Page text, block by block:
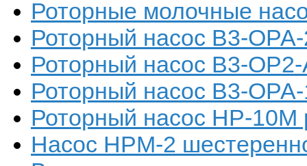
Роторные молочные
Роторный насос В3-
Роторный насос В3-
Роторный насос В3-
Роторный насос НР-10М
Насос НРМ-2